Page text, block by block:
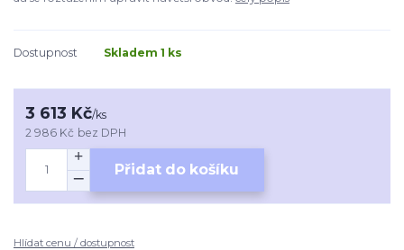
Dostupnost Skladem 1 ks
3 613 Kč/ks
2 986 Kč bez DPH
Přidat do košíku
Hlídat cenu / dostupnost